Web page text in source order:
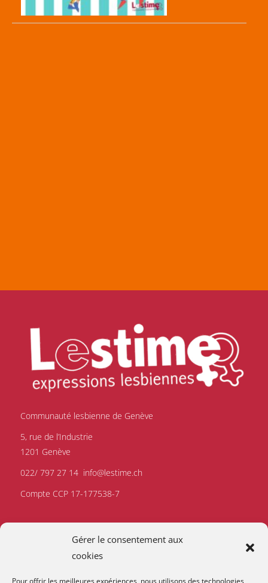
Gérer le consentement aux
cookies
Pour offrir les meilleures expériences, nous utilisons des technologies
Communauté lesbienne de Genève
5, rue de l’Industrie
1201 Genève
022/ 797 27 14 info@lestime.ch
Compte CCP 17-177538-7